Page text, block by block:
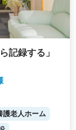
記録する」
護老人ホーム